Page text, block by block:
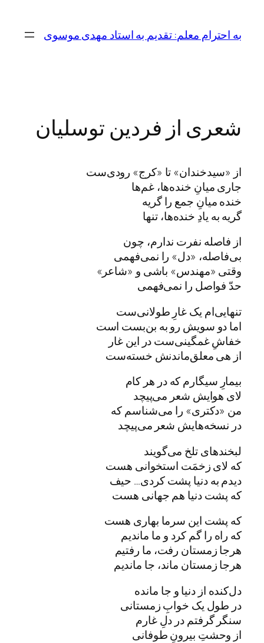
محتوابه احترام معلم: تقدیم به استاد مهدی موسوی
شعری از فردین توسلیان
از «سیدخندان» تا «کرج» رودی‌ست
جاری میانِ خنده‌ها، غم‌ها
خنده میانِ جمع را گریه
گریه به یادِ خنده‌ها، تنها
از فاصله نفرت ندارم، چون
بی‌فاصله، «دل» را نمی‌فهمی
وقتی «مهندس» باشی و «شاعر»
حدّ فواصل را نمی‌فهمی
تنهایی‌ام یک غارِ طولانی‌ست
اما دو سویش رو به بن‌بست است
خفاشِ غمگینی‌ست در این غار
از هی معلق‌ماندنش خسته‌ست
بیمارِ سیگارم که در هر کام
لای هوایش شعر می‌پیچد
من «دکتری» را می‌شناسم که
در نسخه‌هایش شعر می‌پیچد
لبخندهای تلخ می‌گویند
که لای زخمَت استخوانی هست
دیدم به دنیا پشت کردی… حیف
که پشت دنیا هم جهانی هست
که پشت این سرما بهاری هست
که راه را گم کرد و ما ماندیم
هرجا زمستان رفت، ما رفتیم
هرجا زمستان ماند، جا ماندیم
دل‌کنده از دنیا و جا مانده
در طول یک خوابِ زمستانی
سنگر گرفتم در دلِ غارم
از وحشتِ بیرونِ طوفانی